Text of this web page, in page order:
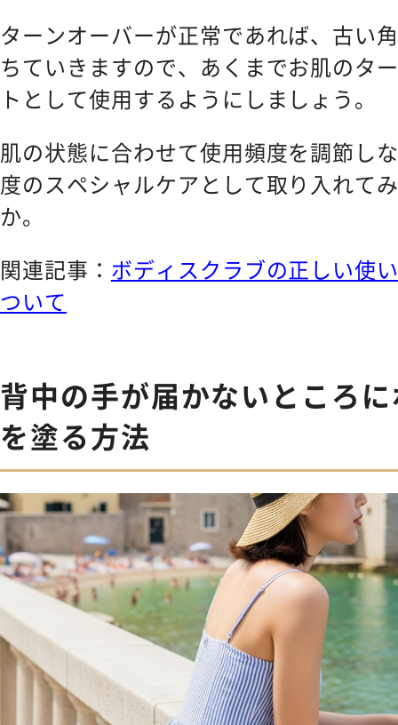
ターンオーバーが正常であれば、古い
ちていきますので、あくまでお肌のタ
トとして使用するようにしましょう。
肌の状態に合わせて使用頻度を調節し
度のスペシャルケアとして取り入れて
か。
関連記事： ボディスクラブの正しい使
ついて
背中の手が届かないところ
を塗る方法